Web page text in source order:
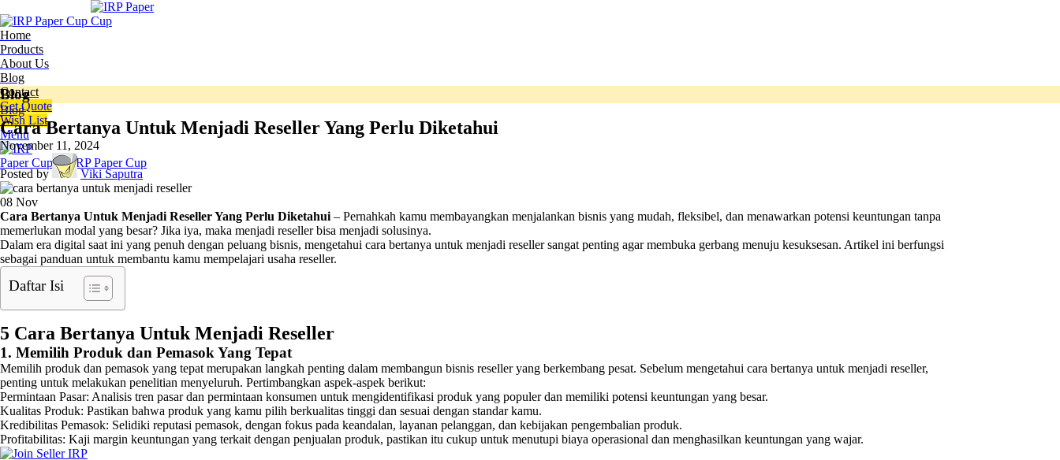
Home
Products
About Us
Blog
Contact
Get Quote
Wish List
Menu
Blog
Blog
Cara Bertanya Untuk Menjadi Reseller Yang Perlu Diketahui
November 11, 2024
Posted by Viki Saputra
08 Nov
Cara Bertanya Untuk Menjadi Reseller Yang Perlu Diketahui – Pernahkah kamu membayangkan menjalankan bisnis yang mudah, fleksibel, dan menawarkan potensi keuntungan tanpa
memerlukan modal yang besar? Jika iya, maka menjadi reseller bisa menjadi solusinya.
Dalam era digital saat ini yang penuh dengan peluang bisnis, mengetahui cara bertanya untuk menjadi reseller sangat penting agar membuka gerbang menuju kesuksesan. Artikel ini berfungsi
sebagai panduan untuk membantu kamu mempelajari usaha reseller.
Daftar Isi
5 Cara Bertanya Untuk Menjadi Reseller
1. Memilih Produk dan Pemasok Yang Tepat
Memilih produk dan pemasok yang tepat merupakan langkah penting dalam membangun bisnis reseller yang berkembang pesat. Sebelum mengetahui cara bertanya untuk menjadi reseller,
penting untuk melakukan penelitian menyeluruh. Pertimbangkan aspek-aspek berikut:
Permintaan Pasar: Analisis tren pasar dan permintaan konsumen untuk mengidentifikasi produk yang populer dan memiliki potensi keuntungan yang besar.
Kualitas Produk: Pastikan bahwa produk yang kamu pilih berkualitas tinggi dan sesuai dengan standar kamu.
Kredibilitas Pemasok: Selidiki reputasi pemasok, dengan fokus pada keandalan, layanan pelanggan, dan kebijakan pengembalian produk.
Profitabilitas: Kaji margin keuntungan yang terkait dengan penjualan produk, pastikan itu cukup untuk menutupi biaya operasional dan menghasilkan keuntungan yang wajar.